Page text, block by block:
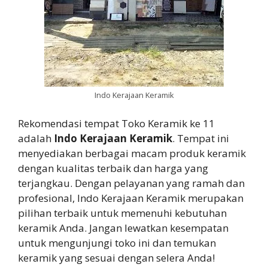
Indo Kerajaan Keramik
Rekomendasi tempat Toko Keramik ke 11
adalah Indo Kerajaan Keramik. Tempat ini
menyediakan berbagai macam produk keramik
dengan kualitas terbaik dan harga yang
terjangkau. Dengan pelayanan yang ramah dan
profesional, Indo Kerajaan Keramik merupakan
pilihan terbaik untuk memenuhi kebutuhan
keramik Anda. Jangan lewatkan kesempatan
untuk mengunjungi toko ini dan temukan
keramik yang sesuai dengan selera Anda!